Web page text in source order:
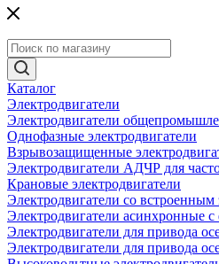
Каталог
Электродвигатели
Электродвигатели
Однофазные электродвигатели
Взрывозащищенные
Электродвигатели АДЧР для
Крановые электродвигатели
Электродвигатели со
Электродвигатели асинхронные
Электродвигатели для привода
Электродвигатели для привода